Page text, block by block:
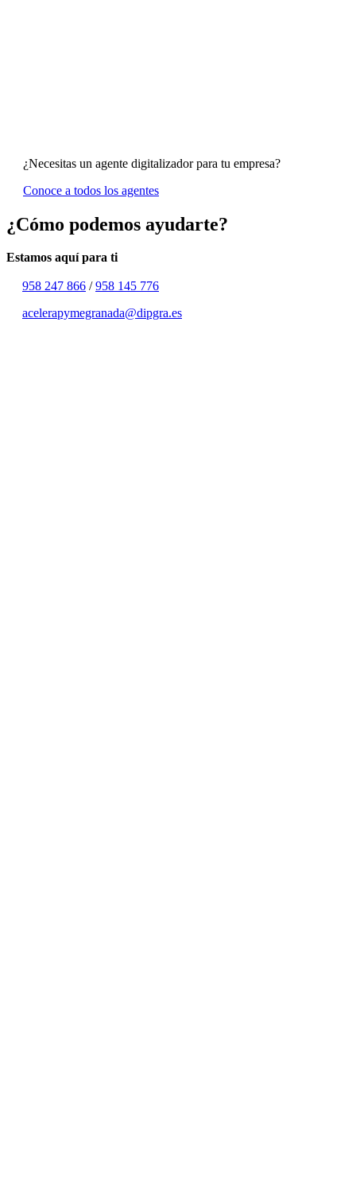
¿Necesitas un agente digitalizador para tu empresa?
Conoce a todos los agentes
¿Cómo podemos ayudarte?
Estamos aquí para ti
958 247 866 /958 145 776
acelerapymegranada@dipgra.es